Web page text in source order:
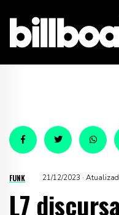
FUNK 21/12/2023 ·
L7